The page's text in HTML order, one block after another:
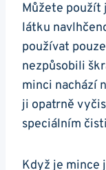
Můžete použít
látku
používat
nezpůsobili
minci nachází
ji opatrně
speciálním
Když je mince